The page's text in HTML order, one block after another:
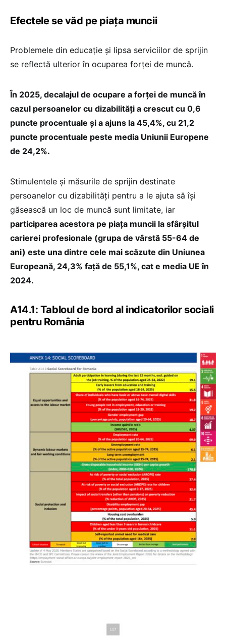
Efectele se văd pe piața muncii
Problemele din educație și lipsa serviciilor de sprijin
se reflectă ulterior în ocuparea forței de muncă.
În 2025, decalajul de ocupare a forței de muncă în
cazul persoanelor cu dizabilități a crescut cu 0,6
puncte procentuale și a ajuns la 45,4%, cu 21,2
puncte procentuale peste media Uniunii Europene
de 24,2%.
Stimulentele și măsurile de sprijin destinate
persoanelor cu dizabilități pentru a le ajuta să își
găsească un loc de muncă sunt limitate, iar
participarea acestora pe piața muncii la sfârșitul
carierei profesionale (grupa de vârstă 55-64 de
ani) este una dintre cele mai scăzute din Uniunea
Europeană, 24,3% față de 55,1%, cat e media UE în
2024.
A14.1: Tabloul de bord al indicatorilor sociali
pentru România